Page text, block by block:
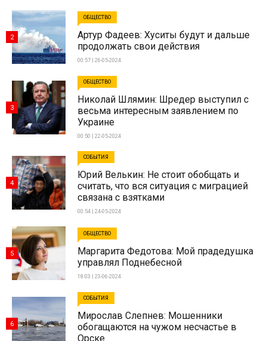
ОБЩЕСТВО
Артур Фадеев: Хуситы будут и дальше
продолжать свои действия
00:57 | 26-05-2024
2
ОБЩЕСТВО
Николай Шлямин: Шредер выступил с
весьма интересным заявлением по
Украине
00:50 | 22-05-2024
3
СОБЫТИЯ
Юрий Велькин: Не стоит обобщать и
считать, что вся ситуация с миграцией
связана с взятками
00:54 | 24-05-2024
4
ОБЩЕСТВО
Маргарита Федотова: Мой прадедушка
управлял Поднебесной
18:03 | 23-06-2024
5
СОБЫТИЯ
Мирослав Слепнев: Мошенники
обогащаются на чужом несчастье в
Орске
6